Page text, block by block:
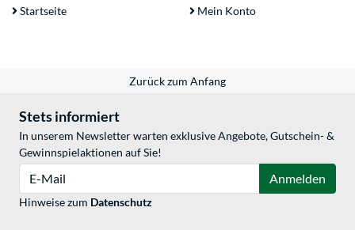
Startseite Mein Konto
Zurück zum Anfang
Stets informiert
In unserem Newsletter warten exklusive Angebote, Gutschein- &
Gewinnspielaktionen auf Sie!
Anmelden
Hinweise zum Datenschutz